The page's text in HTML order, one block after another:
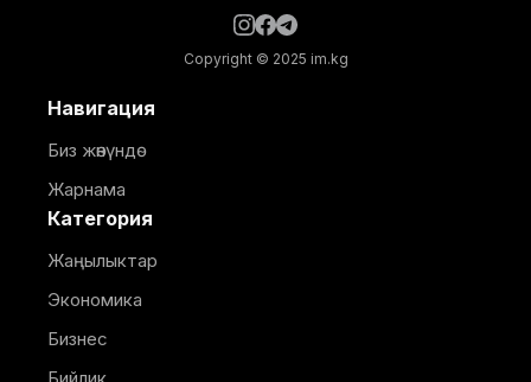
Copyright © 2025 im.kg
Навигация
Биз жөнүндө
Жарнама
Категория
Жаңылыктар
Экономика
Бизнес